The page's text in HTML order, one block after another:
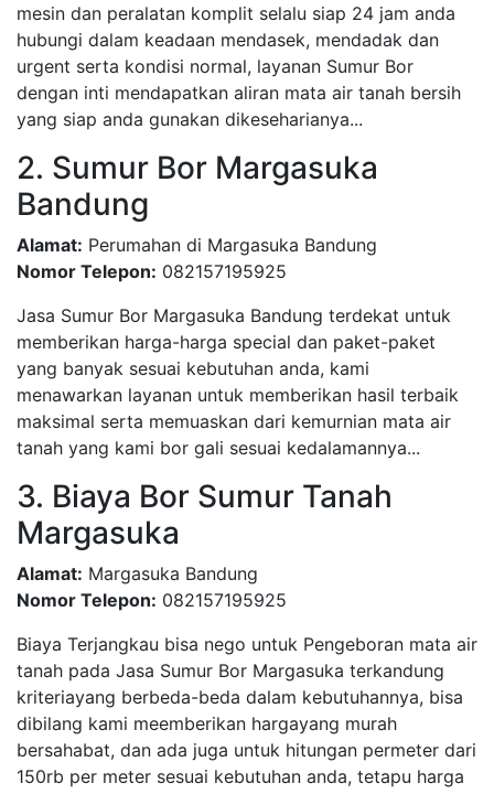
mesin dan peralatan komplit selalu siap 24 jam anda
hubungi dalam keadaan mendasek, mendadak dan
urgent serta kondisi normal, layanan Sumur Bor
dengan inti mendapatkan aliran mata air tanah bersih
yang siap anda gunakan dikeseharianya...
2. Sumur Bor Margasuka
Bandung
Alamat: Perumahan di Margasuka Bandung
Nomor Telepon: 082157195925
Jasa Sumur Bor Margasuka Bandung terdekat untuk
memberikan harga-harga special dan paket-paket
yang banyak sesuai kebutuhan anda, kami
menawarkan layanan untuk memberikan hasil terbaik
maksimal serta memuaskan dari kemurnian mata air
tanah yang kami bor gali sesuai kedalamannya...
3. Biaya Bor Sumur Tanah
Margasuka
Alamat: Margasuka Bandung
Nomor Telepon: 082157195925
Biaya Terjangkau bisa nego untuk Pengeboran mata air
tanah pada Jasa Sumur Bor Margasuka terkandung
kriteriayang berbeda-beda dalam kebutuhannya, bisa
dibilang kami meemberikan hargayang murah
bersahabat, dan ada juga untuk hitungan permeter dari
150rb per meter sesuai kebutuhan anda, tetapu harga